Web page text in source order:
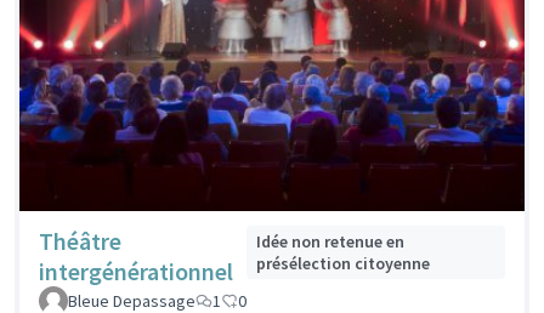
Théâtre
intergénérationnel
Idée non retenue en
présélection citoyenne
Bleue Depassage
1 0